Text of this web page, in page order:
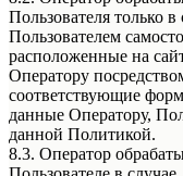
Пользователя только
Пользователем
расположенные на
Оператору
соответствующие
данные Оператору,
данной Политикой.
8.3. Оператор